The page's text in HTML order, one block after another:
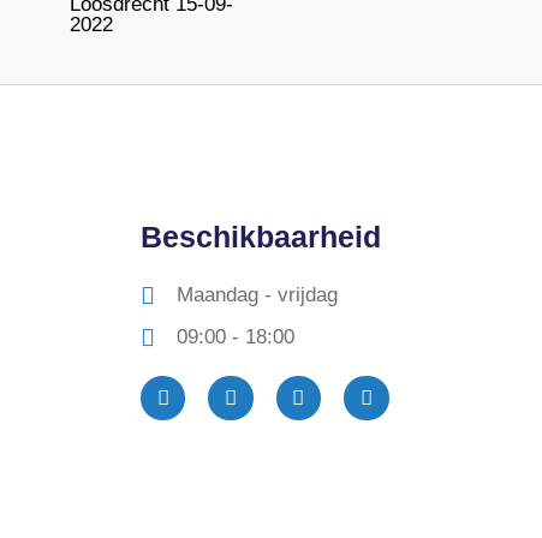
2022
Beschikbaarheid
Maandag - vrijdag
09:00 - 18:00